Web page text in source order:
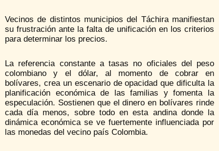
Vecinos de distintos municipios del Táchira manifiestan
su frustración ante la falta de unificación en los criterios
para determinar los precios.
La referencia constante a tasas no oficiales del peso
colombiano y el dólar, al momento de cobrar en
bolívares, crea un escenario de opacidad que dificulta la
planificación económica de las familias y fomenta la
especulación. Sostienen que el dinero en bolívares rinde
cada día menos, sobre todo en esta andina donde la
dinámica económica se ve fuertemente influenciada por
las monedas del vecino país Colombia.